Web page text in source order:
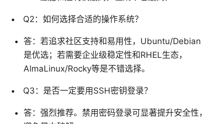
Q2：如何选择合适的操作系统？
答：若追求社区支持和易用性，Ubuntu/Debian
是优选；若需要企业级稳定性和RHEL生态，
AlmaLinux/Rocky等是不错选择。
Q3：是否一定要用SSH密钥登录？
答：强烈推荐。禁用密码登录可显著提升安全性，